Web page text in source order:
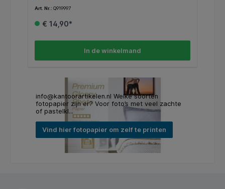
Art. Nr.: Q919997
€ 14,90*
In de winkelmand
info@kantoorartikelen.nl Welke soorten
fotopapier zijn er? Voor foto’s met veel zachte
of pastelkl...
Vind hier fotopapier om zelf te printen